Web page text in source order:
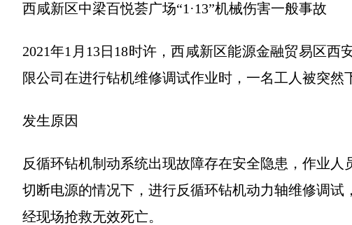
西咸新区中梁百悦荟广场“1·13”机械伤害一般事故
2021年1月13日18时许，西咸新区能源金融贸易区
限公司在进行钻机维修调试作业时，一名工人被突然
发生原因
反循环钻机制动系统出现故障存在安全隐患，作业
切断电源的情况下，进行反循环钻机动力轴维修调
经现场抢救无效死亡。